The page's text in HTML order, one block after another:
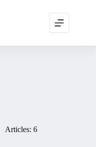
Articles: 6